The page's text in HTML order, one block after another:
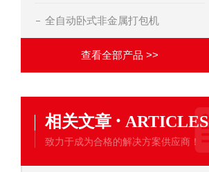
全自动卧式非金属打包机
查看全部产品 >>
相关文章 · ARTICLES
致力于成为合格的解决方案供应商！